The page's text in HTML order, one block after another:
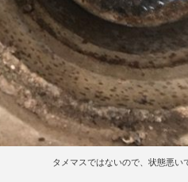
タメマスではないので、状態悪い